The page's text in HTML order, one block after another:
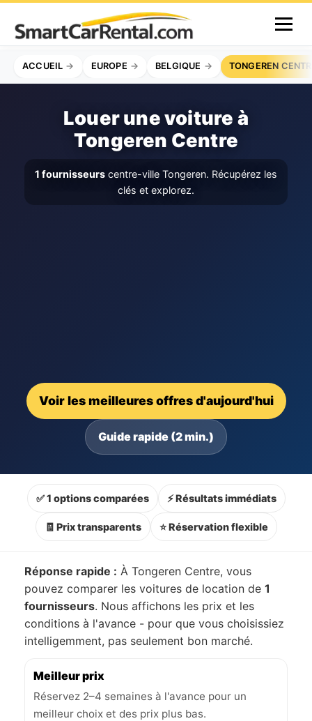
ACCUEIL EUROPE BELGIQUE TONGEREN
Louer une voiture à
Tongeren Centre
1 fournisseurs centre-ville Tongeren. Récupérez les
clés et explorez.
Voir les meilleures offres d'aujourd'hui
Guide rapide (2 min.)
✅ 1 options comparées ⚡ Résultats immédiats
🧾 Prix transparents ⭐ Réservation flexible
Réponse rapide : À Tongeren Centre, vous
pouvez comparer les voitures de location de 1
fournisseurs. Nous affichons les prix et les
conditions à l'avance - pour que vous choisissiez
intelligemment, pas seulement bon marché.
Meilleur prix
Réservez 2–4 semaines à l'avance pour un
meilleur choix et des prix plus bas.